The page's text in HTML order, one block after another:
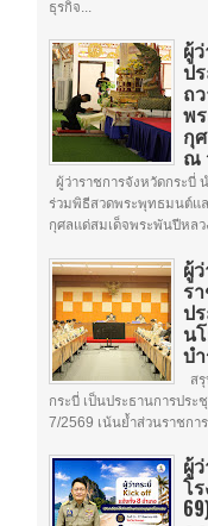
ธุรกิจ...
ผู้
ป
ถ
พ
กุ
ณ
ผู้ว่าราชการจังหวัดกระบี่
ร่วมพิธีสวดพระพุทธมนต์แ
กุศลแด่สมเด็จพระพันปีหลว
ผู้
ร
ป
น
บ
สรุ
กระบี่ เป็นประธานการปร
7/2569 เน้นย้ำส่วนราชกา
ผู้
โ